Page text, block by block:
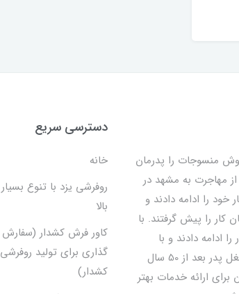
فروش منسوجات را پدرمان
مهاجرت به مشهد در
خود را ادامه دادند و
را پیش گرفتند. با
ادامه دادند و با
فروش انواع روفرشی و حوله، شغل پدر بعد از 50 سال
برای ارائه خدمات بهتر
دسترسی سریع
خانه
روفرشی یزد با تنوع بسیار
بالا
کاور فرش کشدار (سفارش
گذاری برای تولید روفرشی
کشدار)